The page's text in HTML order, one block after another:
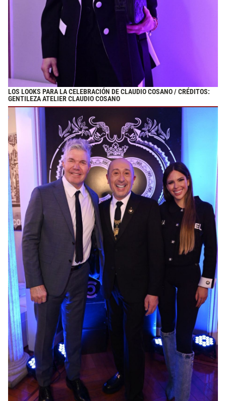
LOS LOOKS PARA LA CELEBRACIÓN DE CLAUDIO COSANO / CRÉDITOS:
GENTILEZA ATELIER CLAUDIO COSANO